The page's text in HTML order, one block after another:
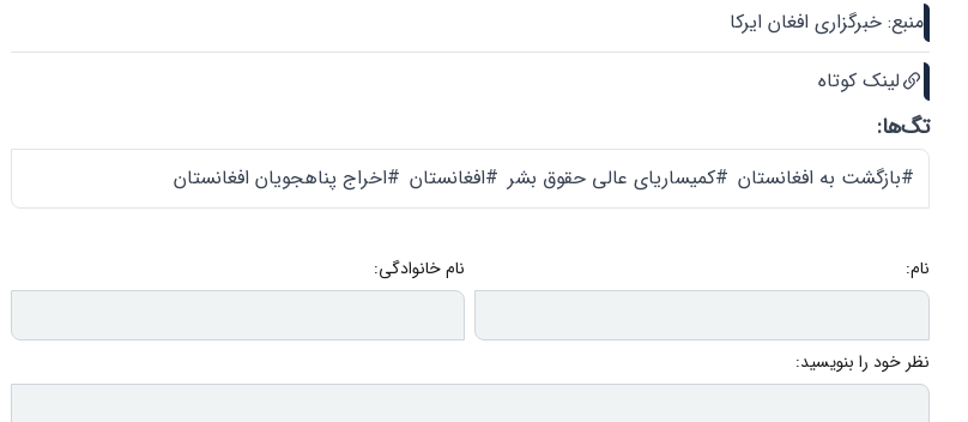
منبع: خبرگزاری افغان ایرکا
لینک کوتاه
تگ‌ها:
#بازگشت به افغانستان #کمیساریای عالی حقوق بشر #افغانستان #اخراج پناهجویان افغانستان
نام: نام خانوادگی:
نظر خود را بنویسید: